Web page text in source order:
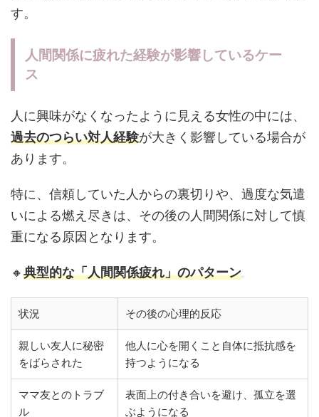
す。
人間関係に疲れた経験が影響しているケー
ス
人に興味がなくなったように見える女性の中には、
過去のつらい対人経験が大きく影響している場合が
あります。
特に、信頼していた人からの裏切りや、過度な気遣
いによる燃え尽きは、その後の人間関係に対して慎
重になる原因となります。
🔸典型的な「人間関係疲れ」のパターン
状況 その後の心理的反応
親しい友人に秘密
をばらされた
他人に心を開くこと自体に抵抗感を
持つようになる
ママ友とのトラブ
ル
表面上の付き合いを避け、孤立を選
ぶようになる